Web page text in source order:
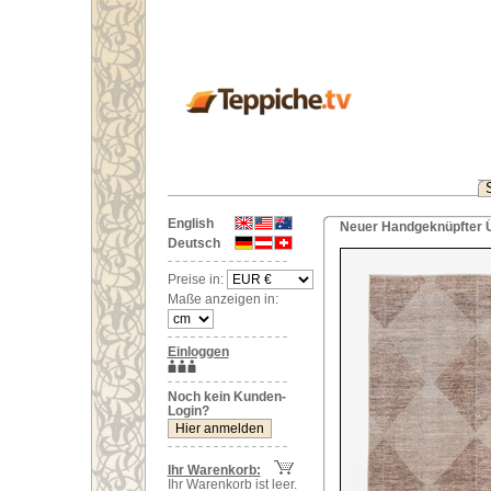
English
Deutsch
Preise in:
Maße anzeigen in:
Einloggen
Noch kein Kunden-
Login?
Ihr Warenkorb:
Ihr Warenkorb ist leer.
Neuer Handgeknüpfter